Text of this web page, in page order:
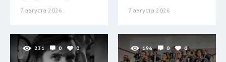
7 августа 2026 7 августа 2026
231 0 0 196 0 0